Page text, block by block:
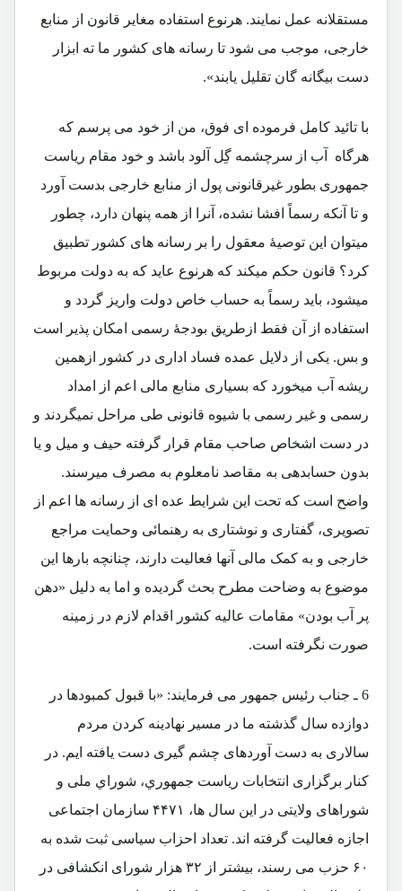
مستقلانه عمل نمايند. هرنوع استفاده مغاير قانون از منابع
خارجى، موجب مى شود تا رسانه هاى كشور ما ته ابزار
دست بيگانه گان تقليل يابند».
با تائید کامل فرموده ای فوق، من از خود می پرسم که
هرگاه آب از سرچشمه گِل آلود باشد و خود مقام ریاست
جمهوری بطور غیرقانونی پول از منابع خارجی بدست آورد
و تا آنکه رسماً افشا نشده، آنرا از همه پنهان دارد، چطور
میتوان این توصیۀ معقول را بر رسانه های کشور تطبیق
کرد؟ قانون حکم میکند که هرنوع عاید که به دولت مربوط
میشود، باید رسماً به حساب خاص دولت واریز گردد و
استفاده از آن فقط ازطریق بودجۀ رسمی امکان پذیر است
و بس. یکی از دلایل عمده فساد اداری در کشور ازهمین
ریشه آب میخورد که بسیاری منابع مالی اعم از امداد
رسمی و غیر رسمی با شیوه قانونی طی مراحل نمیگردند و
در دست اشخاص صاحب مقام قرار گرفته حیف و میل و یا
بدون حسابدهی به مقاصد نامعلوم به مصرف میرسند.
واضح است که تحت این شرایط عده ای از رسانه ها اعم از
تصویری، گفتاری و نوشتاری به رهنمائی وحمایت مراجع
خارجی و به کمک مالی آنها فعالیت دارند، چنانچه بارها این
موضوع به وضاحت مطرح بحث گردیده و اما به دلیل «دهن
پر آب بودن» مقامات عالیه کشور اقدام لازم در زمینه
صورت نگرفته است.
6 ـ جناب رئیس جمهور می فرمایند: «با قبول كمبودها در
دوازده سال گذشته ما در مسير نهادينه كردن مردم
سالارى به دست آوردهاى چشم گيرى دست يافته ايم. در
كنار برگزارى انتخابات رياست جمهوري، شوراي ملى و
شوراهاى ولايتى در اين سال ها، ۴۴۷۱ سازمان اجتماعى
اجازه فعاليت گرفته اند. تعداد احزاب سياسى ثبت شده به
۶۰ حزب مى رسند، بيشتر از ۳۲ هزار شوراى انكشافى در